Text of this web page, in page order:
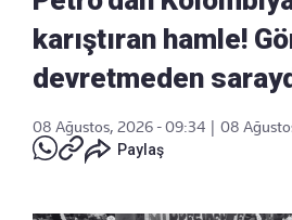
karıştıran hamle!
devretmeden
08 Ağustos, 2026 - 09:34
08
Paylaş